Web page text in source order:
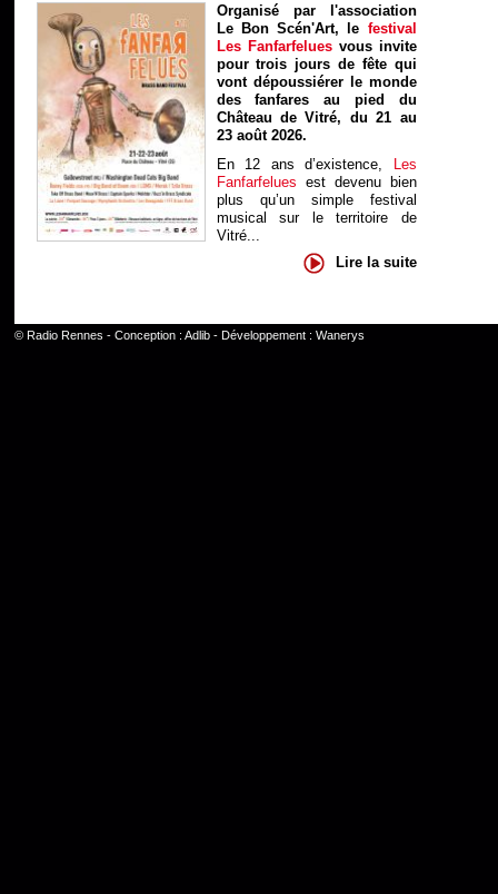
Organisé par l'association
Le Bon Scén'Art, le festival
Les Fanfarfelues vous invite
pour trois jours de fête qui
vont dépoussiérer le monde
des fanfares au pied du
Château de Vitré, du 21 au
23 août 2026.
En 12 ans d’existence, Les
Fanfarfelues est devenu bien
plus qu’un simple festival
musical sur le territoire de
Vitré...
Lire la suite
© Radio Rennes - Conception : Adlib- Développement : Wanerys